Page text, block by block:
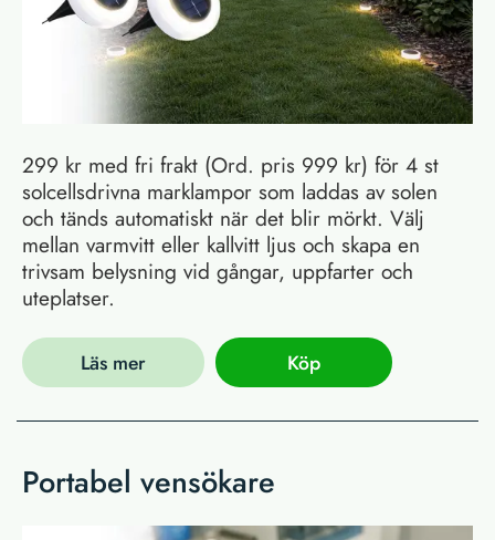
299 kr med fri frakt (Ord. pris 999 kr) för 4 st
solcellsdrivna marklampor som laddas av solen
och tänds automatiskt när det blir mörkt. Välj
mellan varmvitt eller kallvitt ljus och skapa en
trivsam belysning vid gångar, uppfarter och
uteplatser.
Läs mer Köp
Portabel vensökare